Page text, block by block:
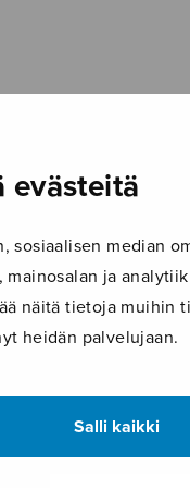
evästeitä
sosiaalisen median
ja
näitä tietoja muihin
heidän palvelujaan.
Salli kaikki